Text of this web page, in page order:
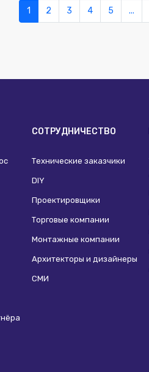
с алюминиевыми
1 2 3 4 5 ...
СОТРУДНИЧЕСТВО
Технические заказчики
DIY
Проектировщики
Торговые компании
Монтажные компании
Архитекторы и дизайнеры
СМИ